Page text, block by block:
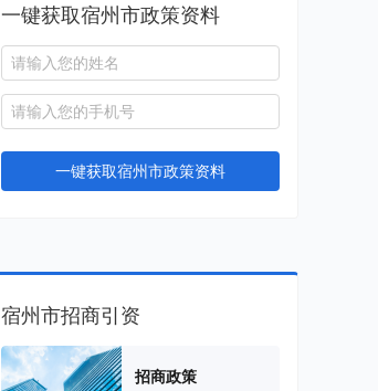
一键获取宿州市政策资料
一键获取宿州市政策资料
宿州市招商引资
招商政策